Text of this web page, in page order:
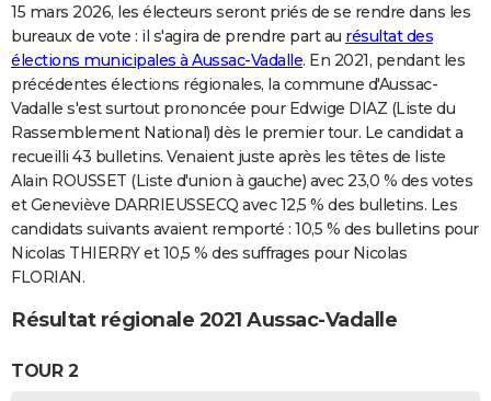
FORUM
Bricolage
Lifestyle
Culture
Sport
Auto
Television
Voyage
Cinema
15 mars 2026, les électeurs seront priés de se rendre dans les
bureaux de vote : il s'agira de prendre part au résultat des
élections municipales à Aussac-Vadalle. En 2021, pendant les
précédentes élections régionales, la commune d'Aussac-
Vadalle s'est surtout prononcée pour Edwige DIAZ (Liste du
Rassemblement National) dès le premier tour. Le candidat a
recueilli 43 bulletins. Venaient juste après les têtes de liste
Alain ROUSSET (Liste d'union à gauche) avec 23,0 % des votes
et Geneviève DARRIEUSSECQ avec 12,5 % des bulletins. Les
candidats suivants avaient remporté : 10,5 % des bulletins pour
Nicolas THIERRY et 10,5 % des suffrages pour Nicolas
FLORIAN.
Résultat régionale 2021 Aussac-Vadalle
TOUR 2